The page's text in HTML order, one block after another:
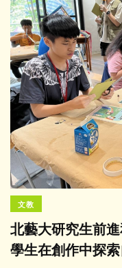
文教
北藝大研究生前
學生在創作中探